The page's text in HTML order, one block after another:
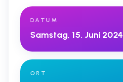
DATUM
Samstag, 15. Juni 2024
ORT